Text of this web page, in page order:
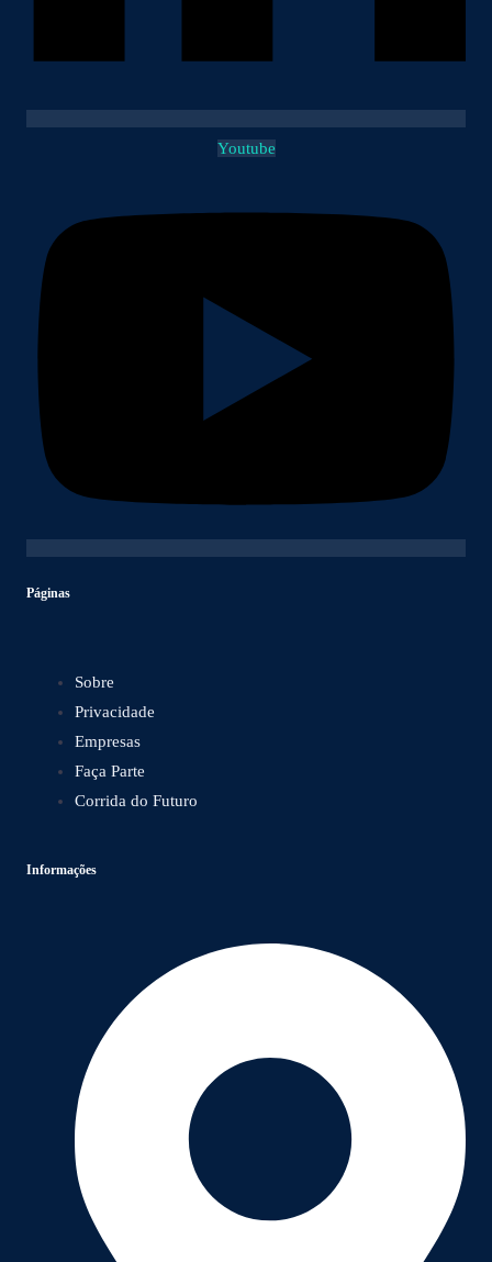
Youtube
Páginas
Sobre
Privacidade
Empresas
Faça Parte
Corrida do Futuro
Informações